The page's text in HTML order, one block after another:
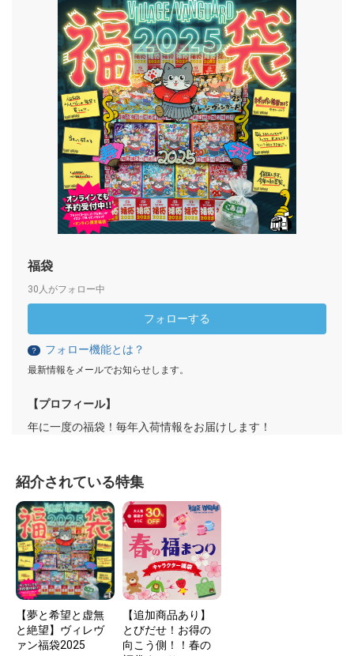
福袋
30人がフォロー中
フォローする
？ フォロー機能とは？
最新情報をメールでお知らせします。
【プロフィール】
年に一度の福袋！毎年入荷情報をお届けします！
紹介されている特集
【夢と希望と虚無
と絶望】ヴィレヴ
ァン福袋2025
【追加商品あり】
とびだせ！お得の
向こう側！！春の